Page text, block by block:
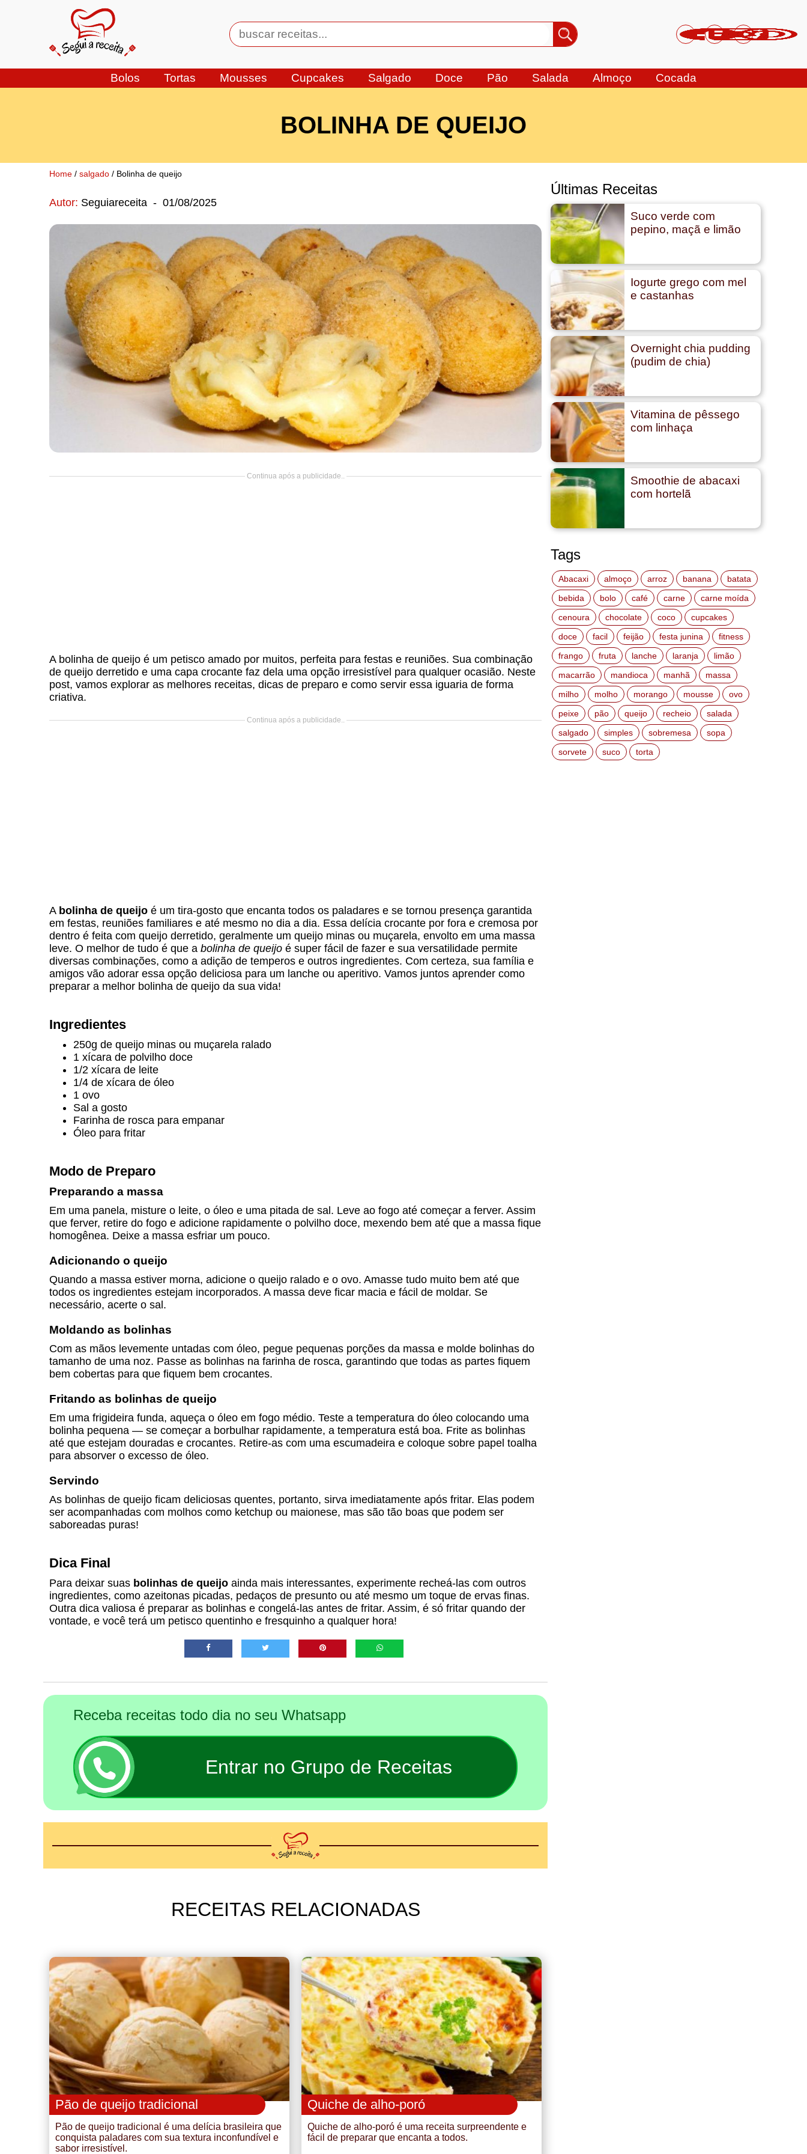
Bolos Tortas Mousses Cupcakes Salgado Doce Pão Salada Almoço Cocada
BOLINHA DE QUEIJO
Home / salgado / Bolinha de queijo
Autor: Seguiareceita - 01/08/2025
Continua após a publicidade..
A bolinha de queijo é um petisco amado por muitos, perfeita para festas e reuniões. Sua combinação
de queijo derretido e uma capa crocante faz dela uma opção irresistível para qualquer ocasião. Neste
post, vamos explorar as melhores receitas, dicas de preparo e como servir essa iguaria de forma
criativa.
Continua após a publicidade..
A bolinha de queijo é um tira-gosto que encanta todos os paladares e se tornou presença garantida
em festas, reuniões familiares e até mesmo no dia a dia. Essa delícia crocante por fora e cremosa por
dentro é feita com queijo derretido, geralmente um queijo minas ou muçarela, envolto em uma massa
leve. O melhor de tudo é que a bolinha de queijo é super fácil de fazer e sua versatilidade permite
diversas combinações, como a adição de temperos e outros ingredientes. Com certeza, sua família e
amigos vão adorar essa opção deliciosa para um lanche ou aperitivo. Vamos juntos aprender como
preparar a melhor bolinha de queijo da sua vida!
Ingredientes
250g de queijo minas ou muçarela ralado
1 xícara de polvilho doce
1/2 xícara de leite
1/4 de xícara de óleo
1 ovo
Sal a gosto
Farinha de rosca para empanar
Óleo para fritar
Modo de Preparo
Preparando a massa
Em uma panela, misture o leite, o óleo e uma pitada de sal. Leve ao fogo até começar a ferver. Assim
que ferver, retire do fogo e adicione rapidamente o polvilho doce, mexendo bem até que a massa fique
homogênea. Deixe a massa esfriar um pouco.
Adicionando o queijo
Quando a massa estiver morna, adicione o queijo ralado e o ovo. Amasse tudo muito bem até que
todos os ingredientes estejam incorporados. A massa deve ficar macia e fácil de moldar. Se
necessário, acerte o sal.
Moldando as bolinhas
Com as mãos levemente untadas com óleo, pegue pequenas porções da massa e molde bolinhas do
tamanho de uma noz. Passe as bolinhas na farinha de rosca, garantindo que todas as partes fiquem
bem cobertas para que fiquem bem crocantes.
Fritando as bolinhas de queijo
Em uma frigideira funda, aqueça o óleo em fogo médio. Teste a temperatura do óleo colocando uma
bolinha pequena — se começar a borbulhar rapidamente, a temperatura está boa. Frite as bolinhas
até que estejam douradas e crocantes. Retire-as com uma escumadeira e coloque sobre papel toalha
para absorver o excesso de óleo.
Servindo
As bolinhas de queijo ficam deliciosas quentes, portanto, sirva imediatamente após fritar. Elas podem
ser acompanhadas com molhos como ketchup ou maionese, mas são tão boas que podem ser
saboreadas puras!
Dica Final
Para deixar suas bolinhas de queijo ainda mais interessantes, experimente recheá-las com outros
ingredientes, como azeitonas picadas, pedaços de presunto ou até mesmo um toque de ervas finas.
Outra dica valiosa é preparar as bolinhas e congelá-las antes de fritar. Assim, é só fritar quando der
vontade, e você terá um petisco quentinho e fresquinho a qualquer hora!
Receba receitas todo dia no seu Whatsapp
Entrar no Grupo de Receitas
RECEITAS RELACIONADAS
Pão de queijo tradicional
Pão de queijo tradicional é uma delícia brasileira que
conquista paladares com sua textura inconfundível e
sabor irresistível.
Quiche de alho-poró
Quiche de alho-poró é uma receita surpreendente e
fácil de preparar que encanta a todos.
Últimas Receitas
Suco verde com
pepino, maçã e limão
Iogurte grego com mel
e castanhas
Overnight chia pudding
(pudim de chia)
Vitamina de pêssego
com linhaça
Smoothie de abacaxi
com hortelã
Tags
Abacaxi almoço arroz banana
batata
bebida
bolo café carne
carne moída
cenoura
chocolate coco
cupcakes
doce
facil feijão festa junina
fitness
frango
fruta lanche laranja
limão
macarrão
mandioca manhã
massa
milho
molho morango mousse
ovo
peixe
pão queijo recheio
salada
salgado
simples sobremesa
sopa
sorvete
suco torta